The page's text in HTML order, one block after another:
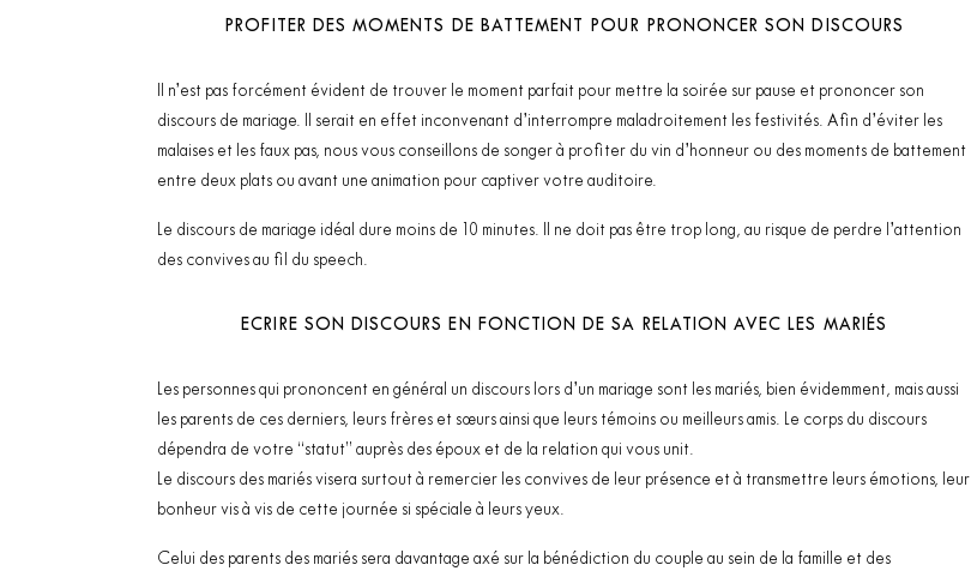
PROFITER DES MOMENTS DE BATTEMENT POUR PRONONCER SON DISCOURS
Il n’est pas forcément évident de trouver le moment parfait pour mettre la soirée sur pause et prononcer son
discours de mariage. Il serait en effet inconvenant d’interrompre maladroitement les festivités. Afin d’éviter les
malaises et les faux pas, nous vous conseillons de songer à profiter du vin d’honneur ou des moments de battement
entre deux plats ou avant une animation pour captiver votre auditoire.
Le discours de mariage idéal dure moins de 10 minutes. Il ne doit pas être trop long, au risque de perdre l’attention
des convives au fil du speech.
ECRIRE SON DISCOURS EN FONCTION DE SA RELATION AVEC LES MARIÉS
Les personnes qui prononcent en général un discours lors d’un mariage sont les mariés, bien évidemment, mais aussi
les parents de ces derniers, leurs frères et sœurs ainsi que leurs témoins ou meilleurs amis. Le corps du discours
dépendra de votre “statut” auprès des époux et de la relation qui vous unit.
Le discours des mariés visera surtout à remercier les convives de leur présence et à transmettre leurs émotions, leur
bonheur vis à vis de cette journée si spéciale à leurs yeux.
Celui des parents des mariés sera davantage axé sur la bénédiction du couple au sein de la famille et des